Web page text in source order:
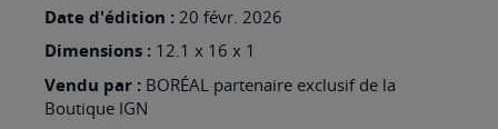
Date d'édition : 20 févr. 2026
Dimensions : 12.1 x 16 x 1
Vendu par : BORÉAL partenaire exclusif de la
Boutique IGN